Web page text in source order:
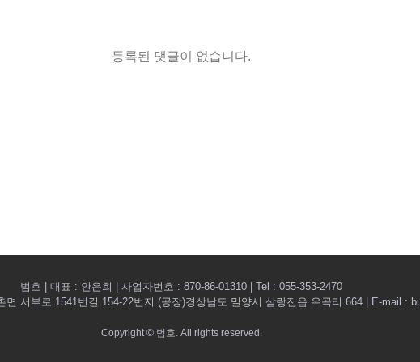
등록된 댓글이 없습니다.
범호 | 대표 : 안은희 | 사업자번호 : 870-86-01310 | Tel : 055-353-2470
면 서부로 1541번길 154-22번지 (공장)경상남도 밀양시 삼랑진읍 우곡리 664 | E-mail :
Copyright © 범호. All rights reserved.